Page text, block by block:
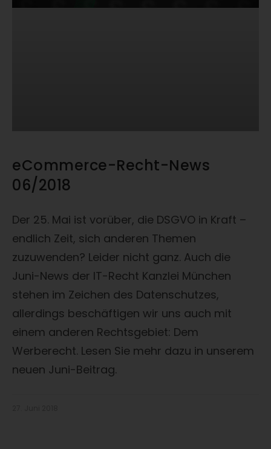
eCommerce-Recht-News
06/2018
Der 25. Mai ist vorüber, die DSGVO in Kraft –
endlich Zeit, sich anderen Themen
zuzuwenden? Leider nicht ganz. Auch die
Juni-News der IT-Recht Kanzlei München
stehen im Zeichen des Datenschutzes,
allerdings beschäftigen wir uns auch mit
einem anderen Rechtsgebiet: Dem
Werberecht. Lesen Sie mehr dazu in unserem
neuen Juni-Beitrag.